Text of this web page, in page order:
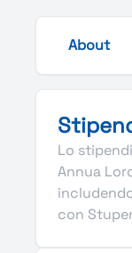
About
Lo
Annua
con